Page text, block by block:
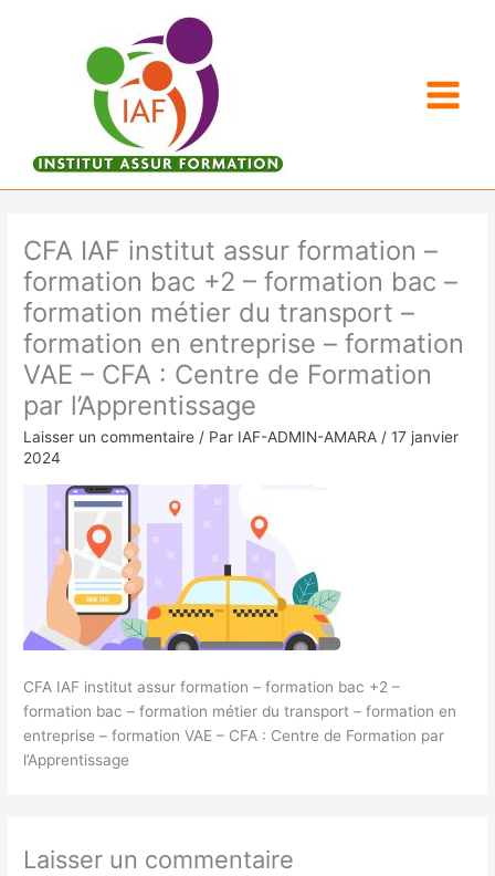
CFA IAF institut assur formation –
formation bac +2 – formation bac –
formation métier du transport –
formation en entreprise – formation
VAE – CFA : Centre de Formation
par l’Apprentissage
Laisser un commentaire / Par IAF-ADMIN-AMARA /17 janvier
2024
CFA IAF institut assur formation – formation bac +2 –
formation bac – formation métier du transport – formation en
entreprise – formation VAE – CFA : Centre de Formation par
l’Apprentissage
Laisser un commentaire